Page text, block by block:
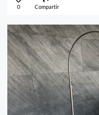
0 Compartir